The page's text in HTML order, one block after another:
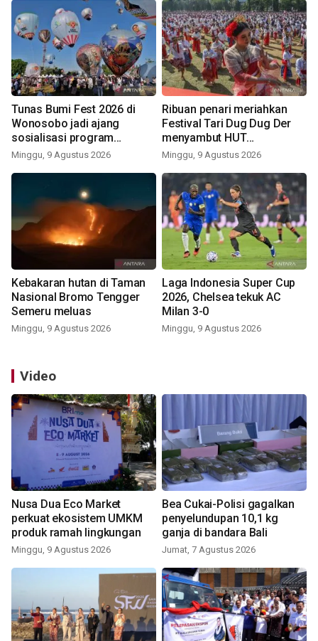
Tunas Bumi Fest 2026 di
Wonosobo jadi ajang
sosialisasi program
pemerintah lewat balon
Minggu, 9 Agustus 2026
Ribuan penari meriahkan
Festival Tari Dug Dug Der
menyambut HUT
Kemerdekaan
Minggu, 9 Agustus 2026
Kebakaran hutan di Taman
Nasional Bromo Tengger
Semeru meluas
Minggu, 9 Agustus 2026
Laga Indonesia Super Cup
2026, Chelsea tekuk AC
Milan 3-0
Minggu, 9 Agustus 2026
Video
Nusa Dua Eco Market
perkuat ekosistem UMKM
produk ramah lingkungan
Minggu, 9 Agustus 2026
Bea Cukai-Polisi gagalkan
penyelundupan 10,1 kg
ganja di bandara Bali
Jumat, 7 Agustus 2026